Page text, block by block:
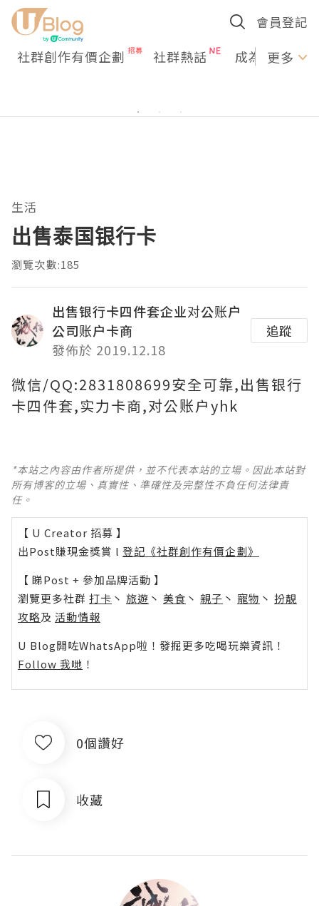
會員登記
社群創作有價企劃 社群熱話 成為U更多
生活
出售泰国银行卡
瀏覽次數:185
出售银行卡四件套企业对公账户
公司账户卡商
發佈於 2019.12.18
追蹤
微信/QQ:2831808699安全可靠,出售银行
卡四件套,实力卡商,对公账户yhk
*本站之內容由作者所提供，並不代表本站的立場。因此本站對
所有博客的立場、真實性、準確性及完整性不負任何法律責
任。
【 U Creator 招募 】
出Post賺現金獎賞 l 登記《社群創作有價企劃》
【 睇Post + 參加品牌活動 】
瀏覽更多社群 打卡 丶 旅遊 丶 美食 丶 親子 丶 寵物 丶 扮靚
攻略及 活動情報
U Blog開咗WhatsApp啦！發掘更多吃喝玩樂資訊！
Follow 我哋 ！
0個讚好
收藏